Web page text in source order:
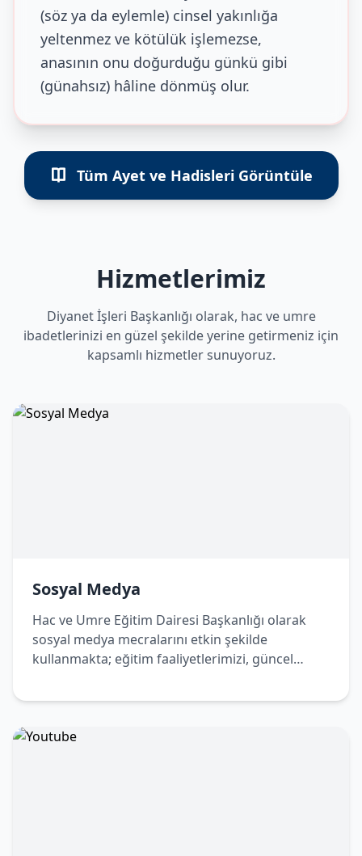
(söz ya da eylemle) cinsel yakınlığa
yeltenmez ve kötülük işlemezse,
anasının onu doğurduğu günkü gibi
(günahsız) hâline dönmüş olur.
Tüm Ayet ve Hadisleri Görüntüle
Hizmetlerimiz
Diyanet İşleri Başkanlığı olarak, hac ve umre
ibadetlerinizi en güzel şekilde yerine getirmeniz için
kapsamlı hizmetler sunuyoruz.
Sosyal Medya
Hac ve Umre Eğitim Dairesi Başkanlığı olarak
sosyal medya mecralarını etkin şekilde
kullanmakta; eğitim faaliyetlerimizi, güncel
dijital platformlar üzerinden de
medya hesaplarımızdan takip ederek